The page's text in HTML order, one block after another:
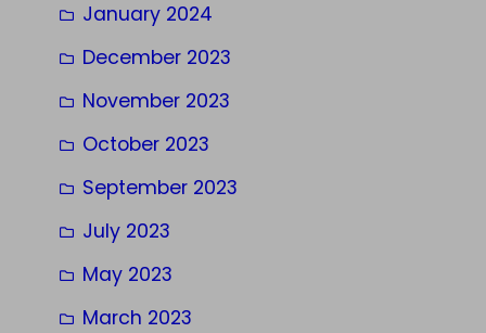
January 2024
December 2023
November 2023
October 2023
September 2023
July 2023
May 2023
March 2023